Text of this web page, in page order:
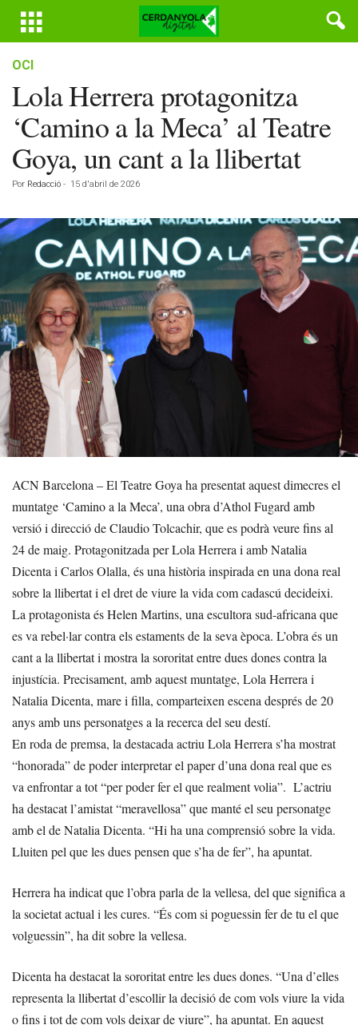
OCI
Lola Herrera protagonitza
‘Camino a la Meca’ al Teatre
Goya, un cant a la llibertat
Por Redacció - 15 d'abril de 2026
ACN Barcelona – El Teatre Goya ha presentat aquest dimecres el
muntatge ‘Camino a la Meca’, una obra d’Athol Fugard amb
versió i direcció de Claudio Tolcachir, que es podrà veure fins al
24 de maig. Protagonitzada per Lola Herrera i amb Natalia
Dicenta i Carlos Olalla, és una història inspirada en una dona real
sobre la llibertat i el dret de viure la vida com cadascú decideixi.
La protagonista és Helen Martins, una escultora sud-africana que
es va rebel·lar contra els estaments de la seva època. L’obra és un
cant a la llibertat i mostra la sororitat entre dues dones contra la
injustícia. Precisament, amb aquest muntatge, Lola Herrera i
Natalia Dicenta, mare i filla, comparteixen escena després de 20
anys amb uns personatges a la recerca del seu destí.
En roda de premsa, la destacada actriu Lola Herrera s’ha mostrat
“honorada” de poder interpretar el paper d’una dona real que es
va enfrontar a tot “per poder fer el que realment volia”. L’actriu
ha destacat l’amistat “meravellosa” que manté el seu personatge
amb el de Natalia Dicenta. “Hi ha una comprensió sobre la vida.
Lluiten pel que les dues pensen que s’ha de fer”, ha apuntat.
Herrera ha indicat que l’obra parla de la vellesa, del que significa a
la societat actual i les cures. “És com si poguessin fer de tu el que
volguessin”, ha dit sobre la vellesa.
Dicenta ha destacat la sororitat entre les dues dones. “Una d’elles
representa la llibertat d’escollir la decisió de com vols viure la vida
o fins i tot de com vols deixar de viure”, ha apuntat. En aquest